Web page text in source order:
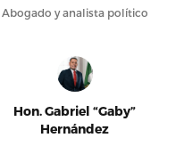
Abogado y analista político
Hon. Gabriel “Gaby”
Hernández